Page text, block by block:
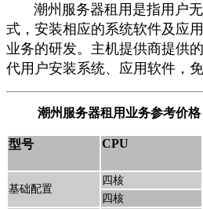
潮州服务器租用是指用户无
式，安装相应的系统软件及应
业务的研发。主机提供商提供
代用户安装系统、应用软件，
潮州服务器租用业务参考价格
型号 CPU
基础配置
四核
四核